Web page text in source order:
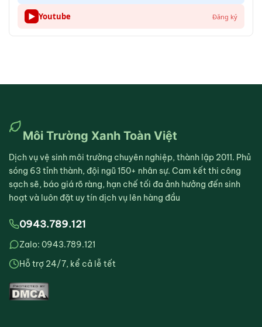
▶ Youtube Đăng ký
Môi Trường Xanh Toàn Việt
Dịch vụ vệ sinh môi trường chuyên nghiệp, thành lập 2011. Phủ
sóng 63 tỉnh thành, đội ngũ 150+ nhân sự. Cam kết thi công
sạch sẽ, báo giá rõ ràng, hạn chế tối đa ảnh hưởng đến sinh
hoạt và luôn đặt uy tín dịch vụ lên hàng đầu
0943.789.121
Zalo: 0943.789.121
Hỗ trợ 24/7, kể cả lễ tết